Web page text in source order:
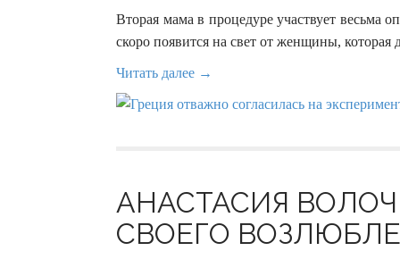
Вторая мама в процедуре участвует весьма
скоро появится на свет от женщины, которая
Читать далее →
АНАСТАСИЯ
СВОЕГО